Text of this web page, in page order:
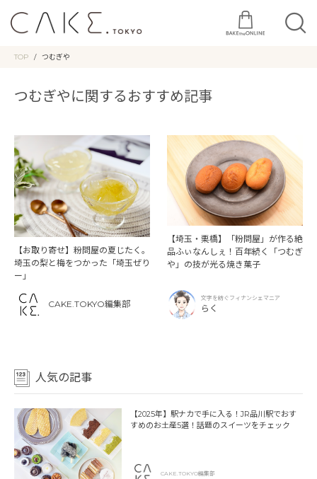
TOP つむぎや
つむぎやに関するおすすめ記事
【お取り寄せ】粉問屋の夏じたく。
埼玉の梨と梅をつかった「埼玉ぜり
ー」
CAKE.TOKYO編集部
【埼玉・栗橋】「粉問屋」が作る絶
品ふぃなんしぇ！百年続く「つむぎ
や」の技が光る焼き菓子
文字を紡ぐフィナンシェマニア
らく
人気の記事
【2025年】駅ナカで手に入る！JR品川駅でおす
すめのお土産5選！話題のスイーツをチェック
CAKE.TOKYO編集部